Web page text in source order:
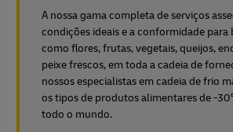
A nossa gama completa de serviços
condições ideais e a conformidade para
como flores, frutas, vegetais, queijos,
peixe frescos, em toda a cadeia de
nossos especialistas em cadeia de frio
os tipos de produtos alimentares de -
todo o mundo.